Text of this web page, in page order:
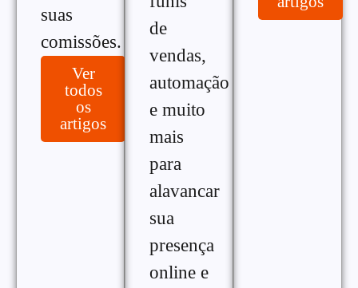
suas
comissões.
Ver
todos
os
artigos
de
vendas,
automação
e muito
mais
para
alavancar
sua
presença
online e